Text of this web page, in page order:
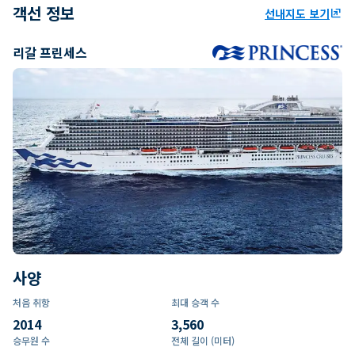
객선 정보 선내지도 보기ungroup
리갈 프린세스
사양
처음 취항
2014
최대 승객 수
3,560
승무원 수 전체 길이 (미터)